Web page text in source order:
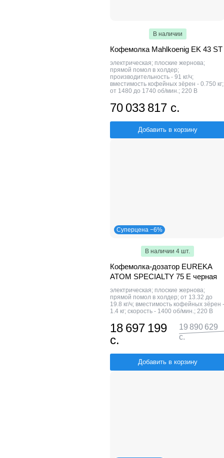
В наличии
Кофемолка Mahlkoenig EK 43 ST
электрическая; плоские жернова;
прямой помол в холдер;
производительность - 91 кг/ч;
вместимость кофейных зёрен - 0.750 кг;
от 1480 до 1740 об/мин.; 220 В
70 033 817 с.
Добавить в корзину
Суперцена −6%
В наличии 4 шт.
Кофемолка-дозатор EUREKA
ATOM SPECIALTY 75 E черная
электрическая; плоские жернова;
прямой помол в холдер; от 13.32 до
19.8 кг/ч; вместимость кофейных зёрен -
1.4 кг; скорость - 1400 об/мин.; 220 В
18 697 199
с.
19 890 629
с.
Добавить в корзину